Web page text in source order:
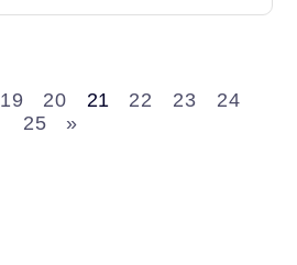
19 20 21 22 23
24
25
»